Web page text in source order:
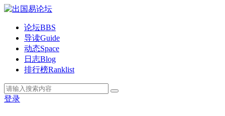
论坛BBS
导读Guide
动态Space
日志Blog
排行榜Ranklist
登录